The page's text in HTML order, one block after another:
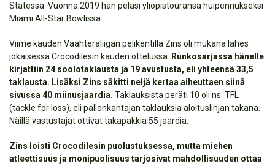
Statessa. Vuonna 2019 hän pelasi yliopistouransa huipennukseksi
Miami All-Star Bowlissa.
Viime kauden Vaahteraliigan pelikentillä Zins oli mukana lähes
jokaisessa Crocodilesin kauden ottelussa.
Runkosarjassa hänelle
kirjattiin 24 soolotaklausta ja 19 avustusta, eli yhteensä 33,5
taklausta. Lisäksi Zins säkitti neljä kertaa aiheuttaen siinä
sivussa 40 miinusjaardia. Taklauksista peräti 10 oli ns. TFL
(tackle for loss), eli pallonkantajan taklauksia aloituslinjan takana.
Näillä vastustajat ottivat takapakkia 55 jaardia.
Zins loisti Crocodilesin puolustuksessa, mutta miehen
atleettisuus ja monipuolisuus tarjosivat mahdollisuuden ottaa